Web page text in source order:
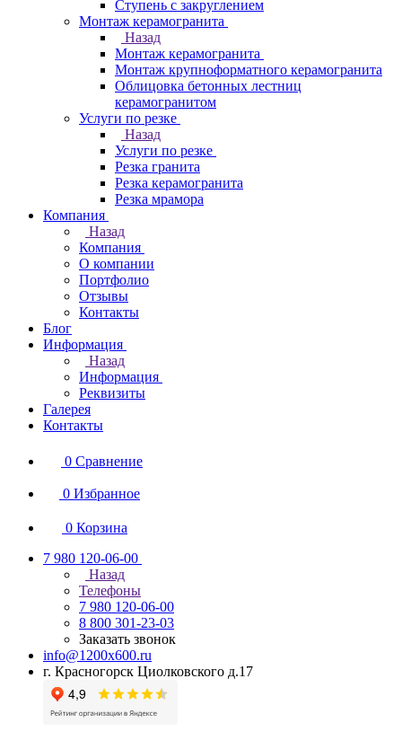
Ступень с закруглением
Монтаж керамогранита
Назад
Монтаж керамогранита
Монтаж крупноформатного керамогранита
Облицовка бетонных лестниц
керамогранитом
Услуги по резке
Назад
Услуги по резке
Резка гранита
Резка керамогранита
Резка мрамора
Компания
Назад
Компания
О компании
Портфолио
Отзывы
Контакты
Блог
Информация
Назад
Информация
Реквизиты
Галерея
Контакты
0 Сравнение
0 Избранное
0 Корзина
7 980 120-06-00
Назад
Телефоны
7 980 120-06-00
8 800 301-23-03
Заказать звонок
info@1200x600.ru
г. Красногорск Циолковского д.17